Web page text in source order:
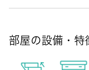
部屋の設備・特